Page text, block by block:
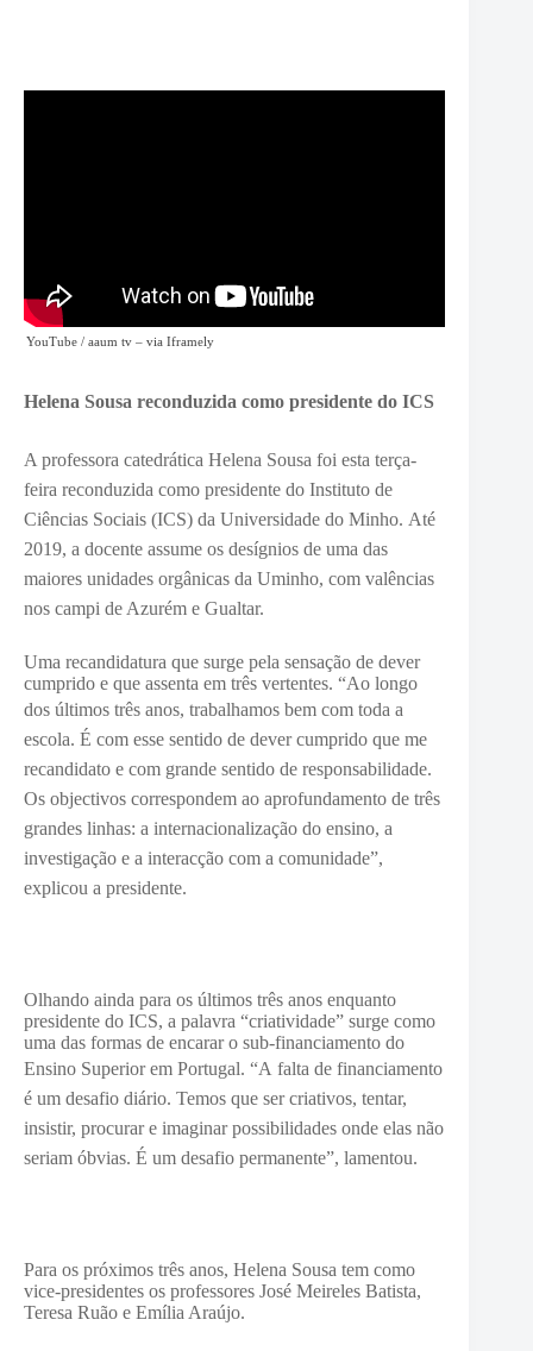
YouTube / aaum tv – via Iframely
Helena Sousa reconduzida como presidente do ICS
A professora catedrática Helena Sousa foi esta terça-
feira reconduzida como presidente do Instituto de
Ciências Sociais (ICS) da Universidade do Minho. Até
2019, a docente assume os desígnios de uma das
maiores unidades orgânicas da Uminho, com valências
nos campi de Azurém e Gualtar.
Uma recandidatura que surge pela sensação de dever
cumprido e que assenta em três vertentes. “Ao longo
dos últimos três anos, trabalhamos bem com toda a
escola. É com esse sentido de dever cumprido que me
recandidato e com grande sentido de responsabilidade.
Os objectivos correspondem ao aprofundamento de três
grandes linhas: a internacionalização do ensino, a
investigação e a interacção com a comunidade”,
explicou a presidente.
Olhando ainda para os últimos três anos enquanto
presidente do ICS, a palavra “criatividade” surge como
uma das formas de encarar o sub-financiamento do
Ensino Superior em Portugal. “A falta de financiamento
é um desafio diário. Temos que ser criativos, tentar,
insistir, procurar e imaginar possibilidades onde elas não
seriam óbvias. É um desafio permanente”, lamentou.
Para os próximos três anos, Helena Sousa tem como
vice-presidentes os professores José Meireles Batista,
Teresa Ruão e Emília Araújo.